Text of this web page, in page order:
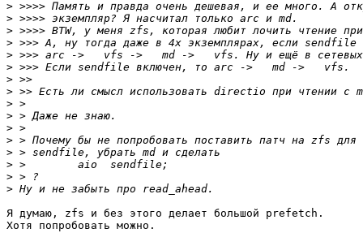
>
>
>
>
>
>
>
>
>
>
>
>
>
>
>
>
Я думаю, zfs и без этого делает большой prefetch.
Хотя попробовать можно.